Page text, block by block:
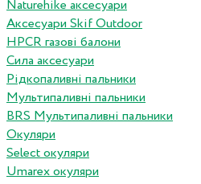
Naturehike аксесуари
Аксесуари Skif Outdoor
HPCR газові балони
Сила аксесуари
Рідкопаливні пальники
Мультипаливні пальники
BRS Мультипаливні пальники
Окуляри
Select окуляри
Umarex окуляри